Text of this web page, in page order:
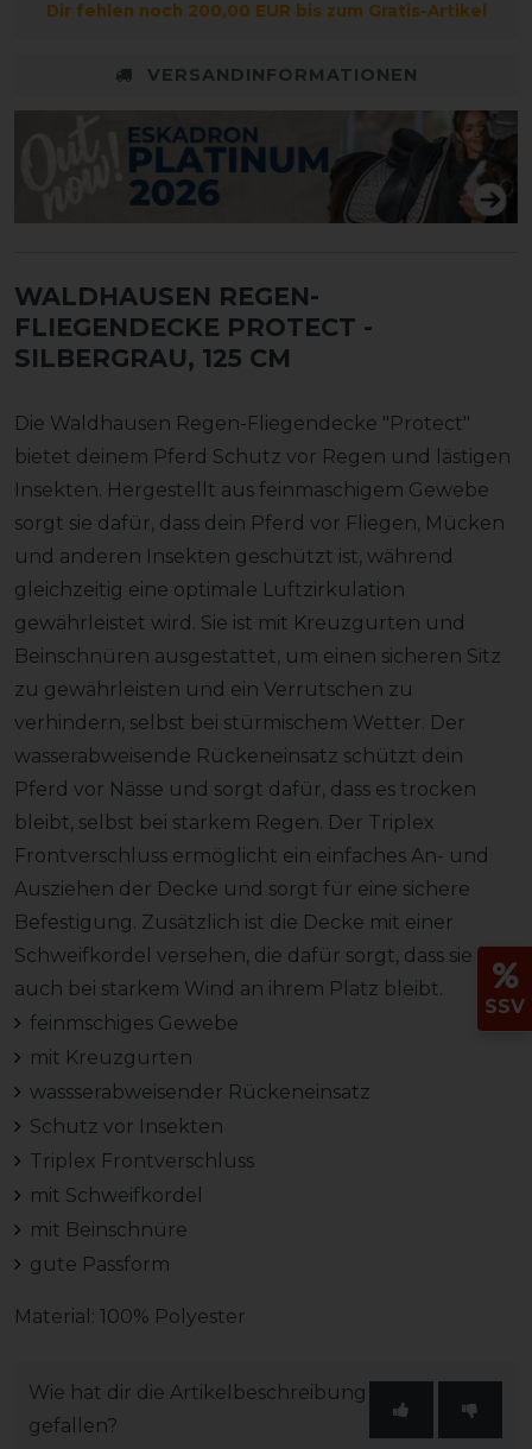
Dir fehlen noch 200,00 EUR bis zum Gratis-Artikel
VERSANDINFORMATIONEN
WALDHAUSEN REGEN-
FLIEGENDECKE PROTECT -
SILBERGRAU, 125 CM
Die Waldhausen Regen-Fliegendecke "Protect"
bietet deinem Pferd Schutz vor Regen und lästigen
Insekten. Hergestellt aus feinmaschigem Gewebe
sorgt sie dafür, dass dein Pferd vor Fliegen, Mücken
und anderen Insekten geschützt ist, während
gleichzeitig eine optimale Luftzirkulation
gewährleistet wird. Sie ist mit Kreuzgurten und
Beinschnüren ausgestattet, um einen sicheren Sitz
zu gewährleisten und ein Verrutschen zu
verhindern, selbst bei stürmischem Wetter. Der
wasserabweisende Rückeneinsatz schützt dein
Pferd vor Nässe und sorgt dafür, dass es trocken
bleibt, selbst bei starkem Regen. Der Triplex
Frontverschluss ermöglicht ein einfaches An- und
Ausziehen der Decke und sorgt für eine sichere
Befestigung. Zusätzlich ist die Decke mit einer
Schweifkordel versehen, die dafür sorgt, dass sie
auch bei starkem Wind an ihrem Platz bleibt.
feinmschiges Gewebe
mit Kreuzgurten
wassserabweisender Rückeneinsatz
Schutz vor Insekten
Triplex Frontverschluss
mit Schweifkordel
mit Beinschnüre
gute Passform
Material: 100% Polyester
Wie hat dir die Artikelbeschreibung
gefallen?
SSV